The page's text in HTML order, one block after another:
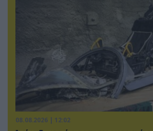
08.08.2026 | 12:02